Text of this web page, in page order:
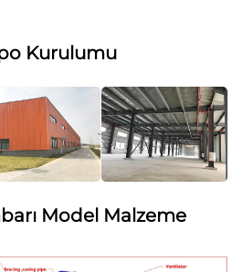
Kurulumu
Model Malzeme